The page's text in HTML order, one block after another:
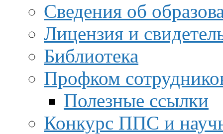
Сведения об
Лицензия и
Библиотека
Профком
Полезные ссылки
Конкурс ППС и